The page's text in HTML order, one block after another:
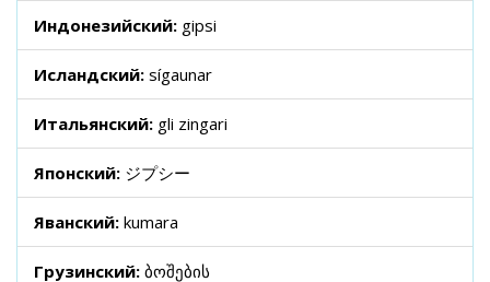
Индонезийский: gipsi
Исландский: sígaunar
Итальянский: gli zingari
Японский: ジプシー
Яванский: kumara
Грузинский: ბოშების